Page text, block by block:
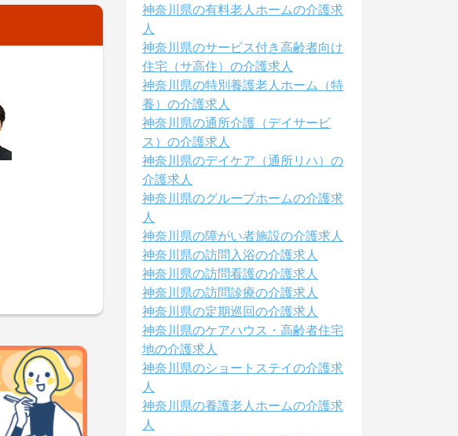
神奈川県の有料老人ホームの介護求
人
神奈川県のサービス付き高齢者向け
住宅（サ高住）の介護求人
神奈川県の特別養護老人ホーム（特
養）の介護求人
神奈川県の通所介護（デイサービ
ス）の介護求人
神奈川県のデイケア（通所リハ）の
介護求人
神奈川県のグループホームの介護求
人
神奈川県の障がい者施設の介護求人
神奈川県の訪問入浴の介護求人
神奈川県の訪問看護の介護求人
神奈川県の訪問診療の介護求人
神奈川県の定期巡回の介護求人
神奈川県のケアハウス・高齢者住宅
地の介護求人
神奈川県のショートステイの介護求
人
神奈川県の養護老人ホームの介護求
人